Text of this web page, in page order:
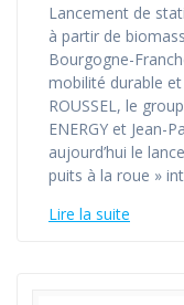
Lancement de
à partir de
Bourgogne-
mobilité durable
ROUSSEL, le
ENERGY et Jean-
aujourd’hui le
puits à la roue »
Lire la suite